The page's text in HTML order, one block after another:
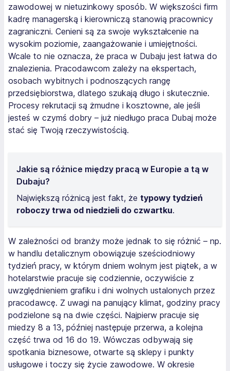
zawodowej w nietuzinkowy sposób. W większości firm
kadrę managerską i kierowniczą stanowią pracownicy
zagraniczni. Cenieni są za swoje wykształcenie na
wysokim poziomie, zaangażowanie i umiejętności.
Wcale to nie oznacza, że praca w Dubaju jest łatwa do
znalezienia. Pracodawcom zależy na ekspertach,
osobach wybitnych i podnoszących rangę
przedsiębiorstwa, dlatego szukają długo i skutecznie.
Procesy rekrutacji są żmudne i kosztowne, ale jeśli
jesteś w czymś dobry – już niedługo praca Dubaj może
stać się Twoją rzeczywistością.
Jakie są różnice między pracą w Europie a tą w
Dubaju?
Największą różnicą jest fakt, że typowy tydzień
roboczy trwa od niedzieli do czwartku.
W zależności od branży może jednak to się różnić – np.
w handlu detalicznym obowiązuje sześciodniowy
tydzień pracy, w którym dniem wolnym jest piątek, a w
hotelarstwie pracuje się codziennie, oczywiście z
uwzględnieniem grafiku i dni wolnych ustalonych przez
pracodawcę. Z uwagi na panujący klimat, godziny pracy
podzielone są na dwie części. Najpierw pracuje się
miedzy 8 a 13, później następuje przerwa, a kolejna
część trwa od 16 do 19. Wówczas odbywają się
spotkania biznesowe, otwarte są sklepy i punkty
usługowe i toczy się życie zawodowe. W okresie